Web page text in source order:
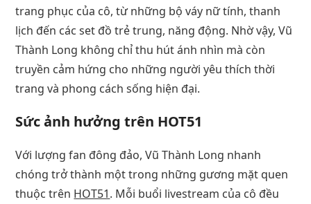
trang phục của cô, từ những bộ váy nữ tính, thanh
lịch đến các set đồ trẻ trung, năng động. Nhờ vậy, Vũ
Thành Long không chỉ thu hút ánh nhìn mà còn
truyền cảm hứng cho những người yêu thích thời
trang và phong cách sống hiện đại.
Sức ảnh hưởng trên HOT51
Với lượng fan đông đảo, Vũ Thành Long nhanh
chóng trở thành một trong những gương mặt quen
thuộc trên HOT51. Mỗi buổi livestream của cô đều